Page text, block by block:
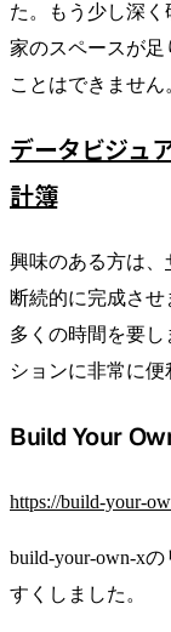
た。もう少し深
家のスペースが
ことはできません
データビジュ
計簿
興味のある方は、
断続的に完成さ
多くの時間を要し
ションに非常に便
Build Your
https://build-your-
build-your-own-x
すくしました。